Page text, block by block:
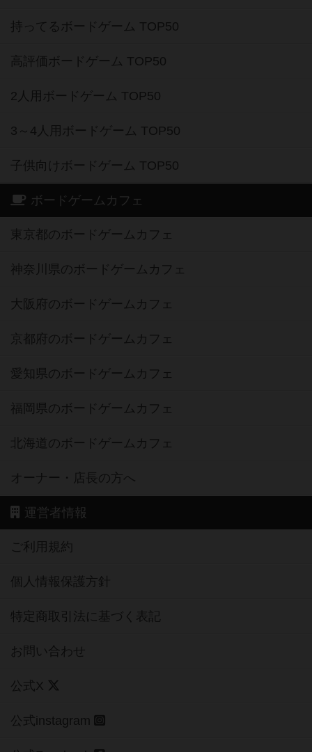
持ってるボードゲーム TOP50
高評価ボードゲーム TOP50
2人用ボードゲーム TOP50
3～4人用ボードゲーム TOP50
子供向けボードゲーム TOP50
ボードゲームカフェ
東京都のボードゲームカフェ
神奈川県のボードゲームカフェ
大阪府のボードゲームカフェ
京都府のボードゲームカフェ
愛知県のボードゲームカフェ
福岡県のボードゲームカフェ
北海道のボードゲームカフェ
オーナー・店長の方へ
運営者情報
ご利用規約
個人情報保護方針
特定商取引法に基づく表記
お問い合わせ
公式X
公式instagram